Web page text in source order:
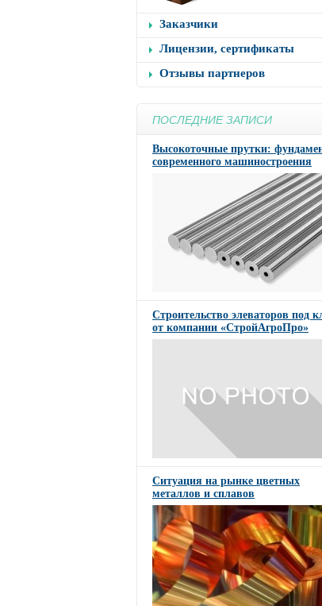
Заказчики
Лицензии, сертификаты
Отзывы партнеров
ПОСЛЕДНИЕ ЗАПИСИ
Высокоточные прутки:
современного машиностроения
Строительство элеваторов под
от компании «СтройАгроПро»
Ситуация на рынке цветных
металлов и сплавов